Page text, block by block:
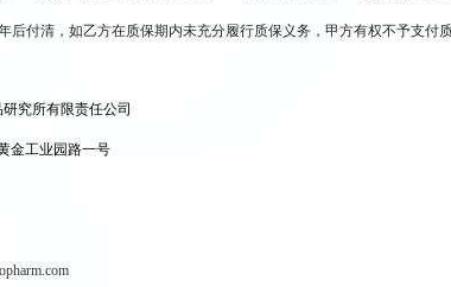
后付清，如乙方在质保期内未充分履行质保义务，甲方有权不予支付
究所有限责任公司
金工业园路一号